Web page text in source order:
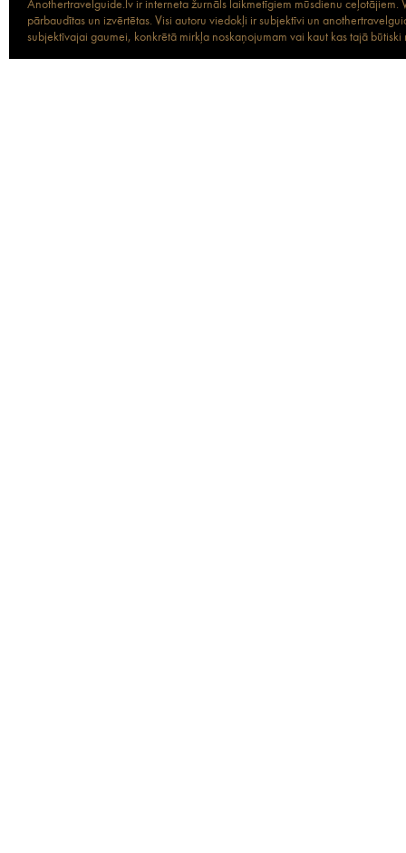
Anothertravelguide.lv ir interneta žurnāls laikmetīgiem mūsdienu
pārbaudītas un izvērtētas. Visi autoru viedokļi ir subjektīvi un
subjektīvajai gaumei, konkrētā mirkļa noskaņojumam vai kaut kas tajā